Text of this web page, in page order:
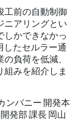
工前の自動制御
ニアリングとい
しかできなかっ
したセルラー通
負荷を低減、
みを紹介しま
ンパニー 開発本
発部 課長 岡山